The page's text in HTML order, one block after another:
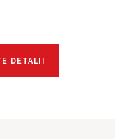
DETALII